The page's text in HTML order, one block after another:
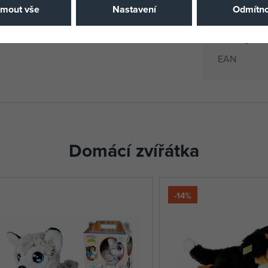
EAN
Domácí zvířátka
-14%
vše Nastavení